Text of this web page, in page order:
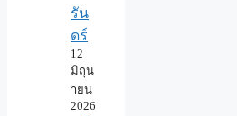
รัน
ดร์
12
มิถุน
ายน
2026